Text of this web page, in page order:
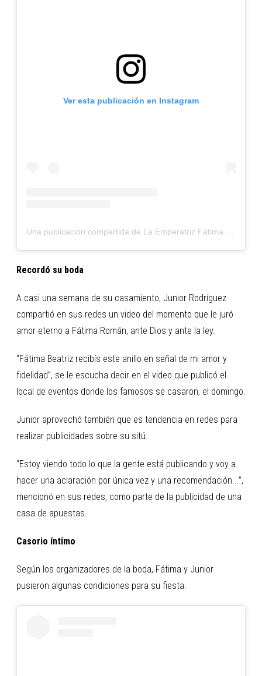
Ver esta publicación en Instagram
Recordó su boda
A casi una semana de su casamiento, Junior Rodríguez
compartió en sus redes un video del momento que le juró
amor eterno a Fátima Román, ante Dios y ante la ley.
“Fátima Beatriz recibís este anillo en señal de mi amor y
fidelidad”, se le escucha decir en el video que publicó el
local de eventos donde los famosos se casaron, el domingo.
Junior aprovechó también que es tendencia en redes para
realizar publicidades sobre su sitú.
“Estoy viendo todo lo que la gente está publicando y voy a
hacer una aclaración por única vez y una recomendación...”,
mencionó en sus redes, como parte de la publicidad de una
casa de apuestas.
Casorio íntimo
Según los organizadores de la boda, Fátima y Junior
pusieron algunas condiciones para su fiesta.